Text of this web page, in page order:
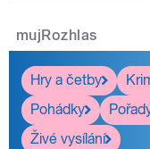
mujRozhlas
Hry a četby
Pohádky
Živé vysílání